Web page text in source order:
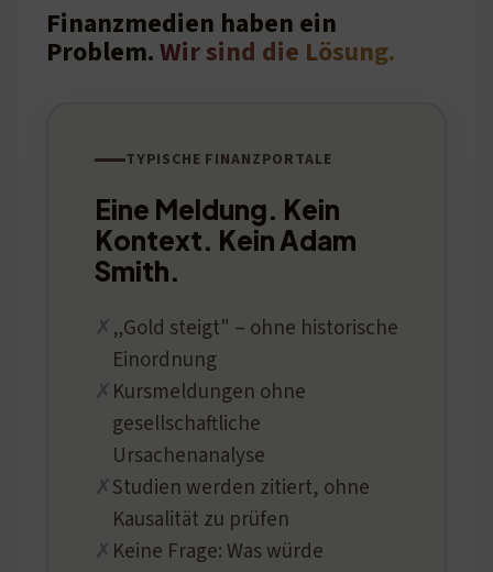
Finanzmedien haben ein
Problem.Wir sind die Lösung.
TYPISCHE FINANZPORTALE
Eine Meldung. Kein
Kontext. Kein Adam
Smith.
„Gold steigt" – ohne historische
Einordnung
Kursmeldungen ohne
gesellschaftliche
Ursachenanalyse
Studien werden zitiert, ohne
Kausalität zu prüfen
Keine Frage: Was würde